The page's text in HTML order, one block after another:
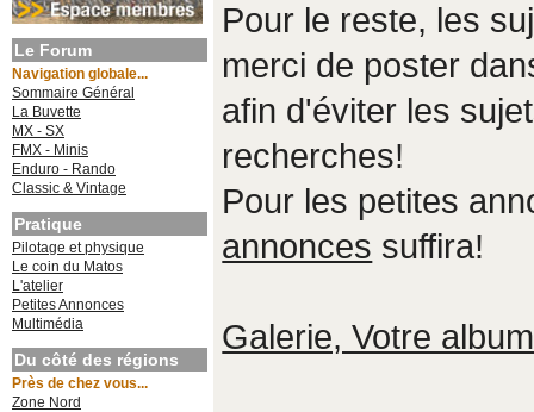
Le Forum
Navigation globale...
Sommaire Général
La Buvette
MX - SX
FMX - Minis
Enduro - Rando
Classic & Vintage
Pratique
Pilotage et physique
Le coin du Matos
L'atelier
Petites Annonces
Multimédia
Du côté des régions
Près de chez vous...
Zone Nord
Pour le reste, les
merci de poster
afin d'éviter les
recherches!
Pour les petites
annonces suffira!
Galerie, Votre